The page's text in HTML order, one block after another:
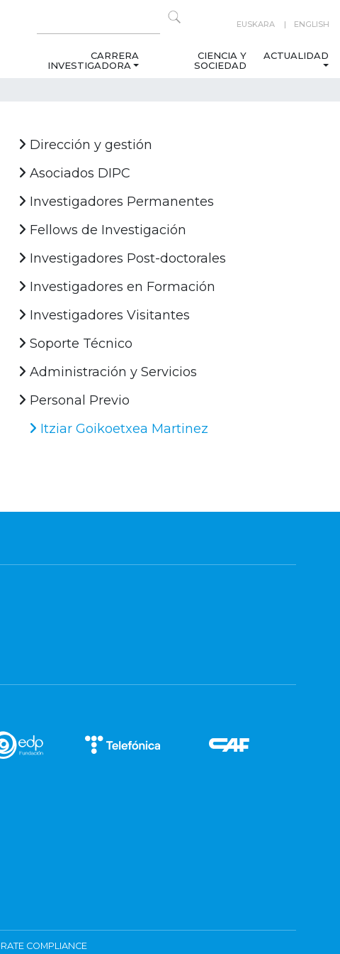
EUSKARA ENGLISH
CARRERA
INVESTIGADORA
CIENCIA Y
SOCIEDAD
ACTUALIDAD
Dirección y gestión
Asociados DIPC
Investigadores Permanentes
Fellows de Investigación
Investigadores Post-doctorales
Investigadores en Formación
Investigadores Visitantes
Soporte Técnico
Administración y Servicios
Personal Previo
Itziar Goikoetxea Martinez
COMPLIANCE